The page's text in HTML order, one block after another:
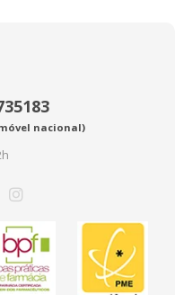
nacional)